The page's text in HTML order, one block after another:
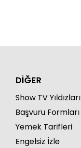
Çukur 122. Bölüm
DİĞER
Show TV Yıldızları
Başvuru Formları
Yemek Tarifleri
Engelsiz İzle